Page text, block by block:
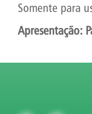
Somente para
Apresentação: